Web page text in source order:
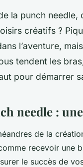
la punch
créatifs ?
l’aventure,
tendent les
pour démarrer
needle :
de la
recevoir une
le succès de